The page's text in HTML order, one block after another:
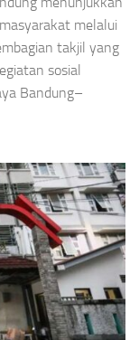
melalui
takjil yang
sosial
Bandung–